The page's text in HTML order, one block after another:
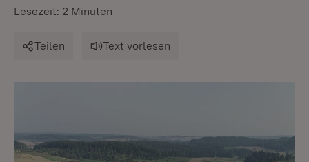
Lesezeit: 2 Minuten
Teilen Text vorlesen